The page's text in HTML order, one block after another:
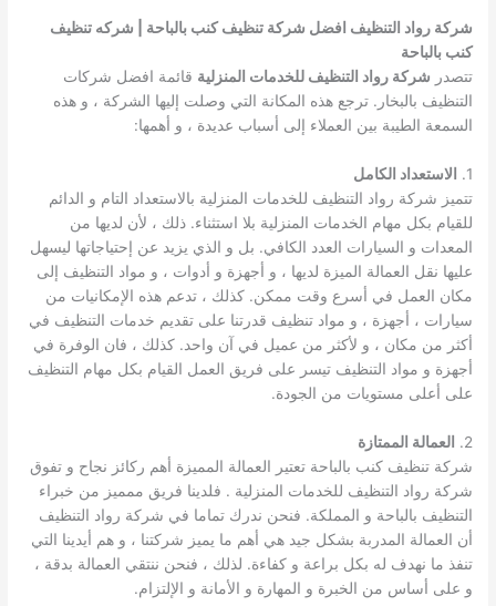
شركة رواد التنظيف افضل شركة تنظيف كنب بالباحة | شركه تنظيف
كنب بالباحة
تتصدر شركة رواد التنظيف للخدمات المنزلية قائمة افضل شركات
التنظيف بالبخار. ترجع هذه المكانة التي وصلت إليها الشركة ، و هذه
السمعة الطيبة بين العملاء إلى أسباب عديدة ، و أهمها:
1.
الاستعداد الكامل
تتميز شركة رواد التنظيف للخدمات المنزلية بالاستعداد التام و الدائم
للقيام بكل مهام الخدمات المنزلية بلا استثناء. ذلك ، لأن لديها من
المعدات و السيارات العدد الكافي. بل و الذي يزيد عن إحتياجاتها ليسهل
عليها نقل العمالة الميزة لديها ، و أجهزة و أدوات ، و مواد التنظيف إلى
مكان العمل في أسرع وقت ممكن. كذلك ، تدعم هذه الإمكانيات من
سيارات ، أجهزة ، و مواد تنظيف قدرتنا على تقديم خدمات التنظيف في
أكثر من مكان ، و لأكثر من عميل في آن واحد. كذلك ، فان الوفرة في
أجهزة و مواد التنظيف تيسر على فريق العمل القيام بكل مهام التنظيف
على أعلى مستويات من الجودة.
2.
العمالة الممتازة
شركة تنظيف كنب بالباحة تعتير العمالة المميزة أهم ركائز نجاح و تفوق
شركة رواد التنظيف للخدمات المنزلية . فلدينا فريق ممميز من خبراء
التنظيف بالباحة و المملكة. فنحن ندرك تماما في شركة رواد التنظيف
أن العمالة المدربة بشكل جيد هي أهم ما يميز شركتنا ، و هم أيدينا التي
تنفذ ما نهدف له بكل براعة و كفاءة. لذلك ، فنحن ننتقي العمالة بدقة ،
و على أساس من الخبرة و المهارة و الأمانة و الإلتزام.